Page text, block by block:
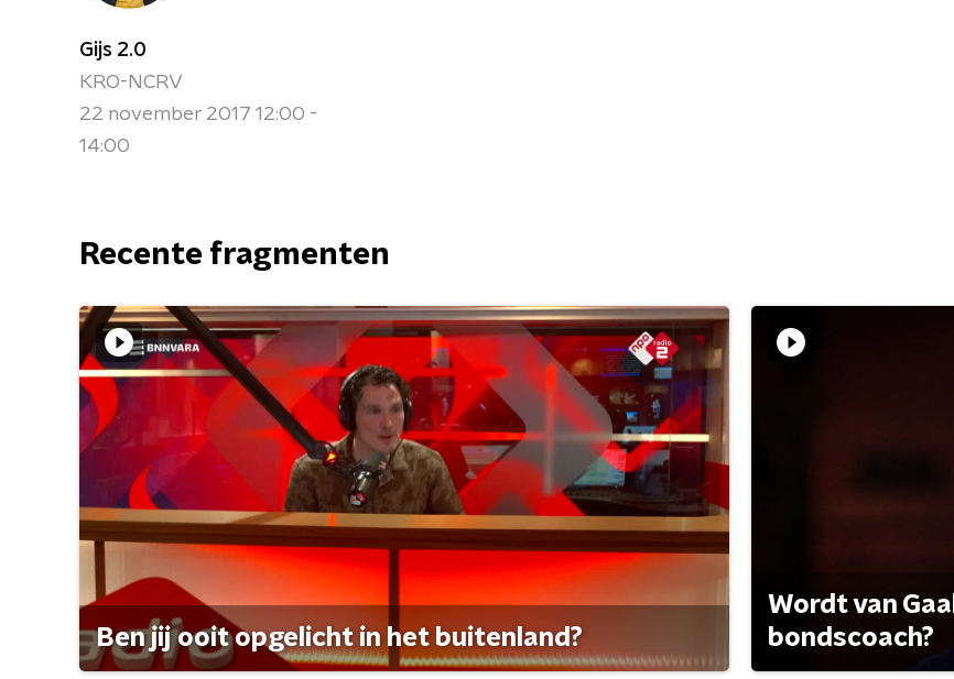
Gijs 2.0
KRO-NCRV
22 november 2017 12:00 -
14:00
Recente fragmenten
Ben jij ooit opgelicht in het buitenland?
Wordt van
bondscoach?